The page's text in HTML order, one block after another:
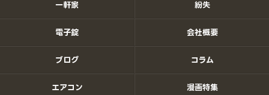
一軒家 紛失
電子錠 会社概要
ブログ コラム
エアコン 漫画特集